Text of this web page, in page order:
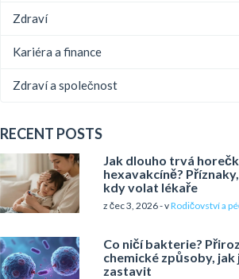
Zdraví
Kariéra a finance
Zdraví a společnost
RECENT POSTS
Jak dlouho trvá
hexavakcíně?
kdy volat lékaře
z čec 3, 2026 - vRodičovství a
Co ničí bakterie?
chemické způsoby, jak
zastavit